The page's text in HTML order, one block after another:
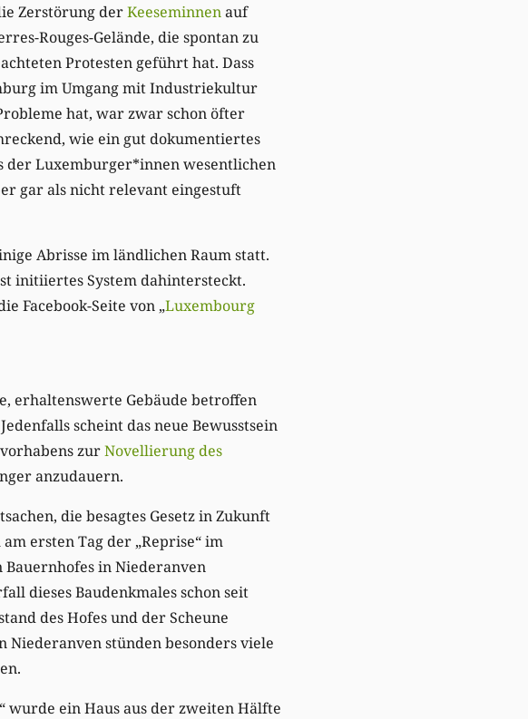
Zerstörung derKeeseminnenauf
Rouges-Gelände, die spontan zu
Protesten geführt hat. Dass
im Umgang mit Industriekultur
hat, war zwar schon öfter
wie ein gut dokumentiertes
der Luxemburger*innen wesentlichen
gar als nicht relevant eingestuft
Abrisse im ländlichen Raum statt.
initiiertes System dahintersteckt.
Facebook-Seite von „Luxembourg
erhaltenswerte Gebäude betroffen
scheint das neue Bewusstsein
zurNovellierung des
anzudauern.
die besagtes Gesetz in Zukunft
ersten Tag der „Reprise“ im
Bauernhofes in Niederanven
dieses Baudenkmales schon seit
des Hofes und der Scheune
stünden besonders viele
wurde ein Haus aus der zweiten Hälfte